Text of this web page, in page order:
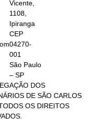
Vicente,
1108,
Ipiranga
CEP
04270-
001
São Paulo
– SP
DOS
DE SÃO CARLOS
OS DIREITOS